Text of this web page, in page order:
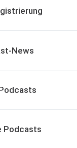
News
Podcasts